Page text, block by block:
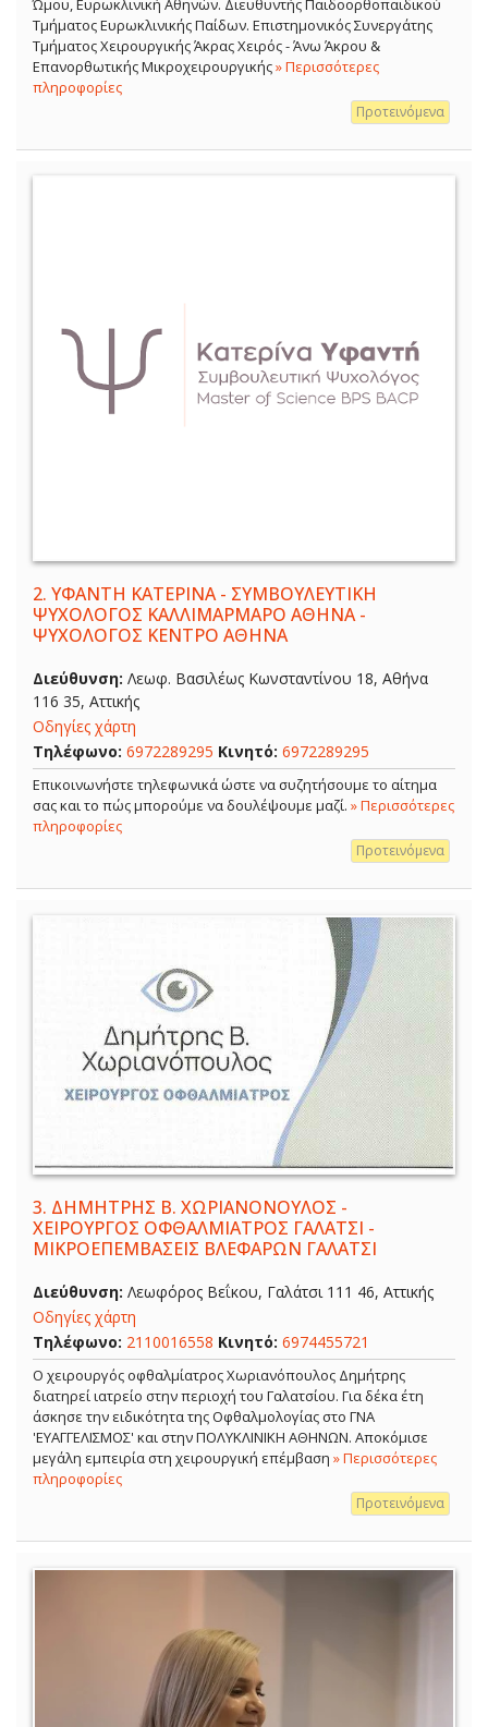
Ώμου, Ευρωκλινική Αθηνών. Διευθυντής Παιδοορθοπαιδικού
Τμήματος Ευρωκλινικής Παίδων. Επιστημονικός Συνεργάτης
Τμήματος Χειρουργικής Άκρας Χειρός - Άνω Άκρου &
Επανορθωτικής Μικροχειρουργικής» Περισσότερες
πληροφορίες
Προτεινόμενα
2. ΥΦΑΝΤΗ ΚΑΤΕΡΙΝΑ - ΣΥΜΒΟΥΛΕΥΤΙΚΗ
ΨΥΧΟΛΟΓΟΣ ΚΑΛΛΙΜΑΡΜΑΡΟ ΑΘΗΝΑ -
ΨΥΧΟΛΟΓΟΣ ΚΕΝΤΡΟ ΑΘΗΝΑ
Διεύθυνση: Λεωφ. Βασιλέως Κωνσταντίνου 18, Αθήνα
116 35, Αττικής
Οδηγίες χάρτη
Τηλέφωνο: 6972289295 Κινητό: 6972289295
Επικοινωνήστε τηλεφωνικά ώστε να συζητήσουμε το αίτημα
σας και το πώς μπορούμε να δουλέψουμε μαζί. » Περισσότερες
πληροφορίες
Προτεινόμενα
3. ΔΗΜΗΤΡΗΣ Β. ΧΩΡΙΑΝΟΝΟΥΛΟΣ -
ΧΕΙΡΟΥΡΓΟΣ ΟΦΘΑΛΜΙΑΤΡΟΣ ΓΑΛΑΤΣΙ -
ΜΙΚΡΟΕΠΕΜΒΑΣΕΙΣ ΒΛΕΦΑΡΩΝ ΓΑΛΑΤΣΙ
Διεύθυνση: Λεωφόρος Βεΐκου, Γαλάτσι 111 46, Αττικής
Οδηγίες χάρτη
Τηλέφωνο: 2110016558 Κινητό: 6974455721
Ο χειρουργός οφθαλμίατρος Χωριανόπουλος Δημήτρης
διατηρεί ιατρείο στην περιοχή του Γαλατσίου. Για δέκα έτη
άσκησε την ειδικότητα της Οφθαλμολογίας στο ΓΝΑ
'ΕΥΑΓΓΕΛΙΣΜΟΣ' και στην ΠΟΛΥΚΛΙΝΙΚΗ ΑΘΗΝΩΝ. Αποκόμισε
μεγάλη εμπειρία στη χειρουργική επέμβαση » Περισσότερες
πληροφορίες
Προτεινόμενα